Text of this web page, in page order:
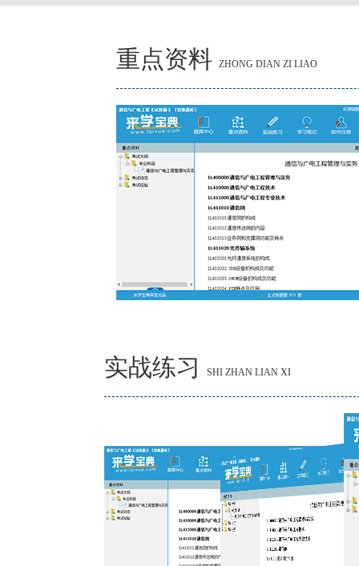
重点资料 ZHONG DIAN ZI LIAO
实战练习 SHI ZHAN LIAN XI